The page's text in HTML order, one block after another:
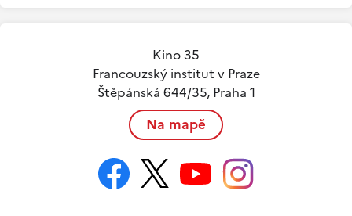
Kino 35
Francouzský institut v Praze
Štěpánská 644/35, Praha 1
Na mapě